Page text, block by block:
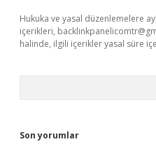
Hukuka ve yasal düzenlemelere
içerikleri,
halinde, ilgili içerikler yasal süre
Son yorumlar